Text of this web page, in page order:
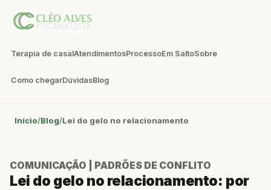
Terapia de casalAtendimentosProcessoEm SaltoSobre
Como chegarDúvidasBlog
Início Blog Lei do gelo no relacionamento
COMUNICAÇÃO | PADRÕES DE CONFLITO
Lei do gelo no relacionamento: por